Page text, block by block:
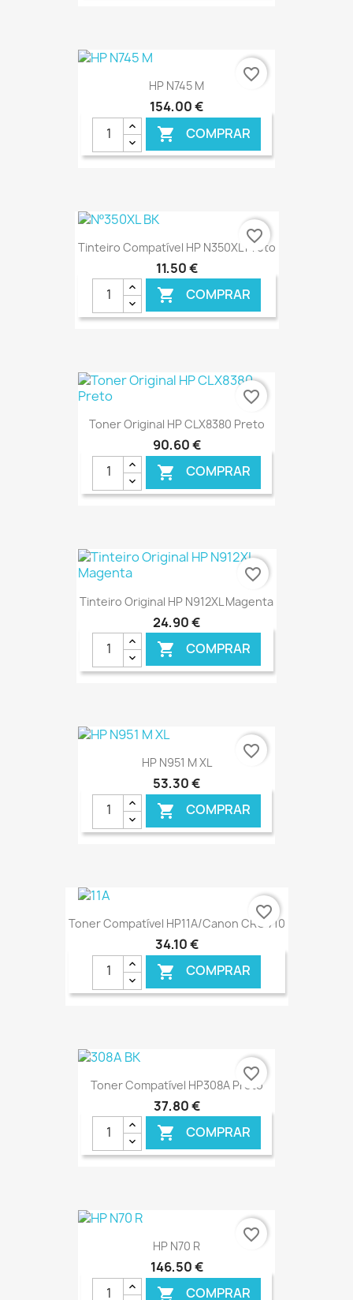
HP N745 M
154,00 €
 COMPRAR
€ ONLINE
favorite_border
Tinteiro Compatível HP N350XL Preto
11,50 €
 COMPRAR
€ ONLINE
favorite_border
Toner Original HP CLX8380 Preto
90,60 €
 COMPRAR
€ ONLINE
favorite_border
Tinteiro Original HP N912XL Magenta
24,90 €
 COMPRAR
favorite_border
HP N951 M XL
53,30 €
 COMPRAR
€ ONLINE
favorite_border
Toner Compatível HP11A/Canon CRG 710
34,10 €
 COMPRAR
€ ONLINE
favorite_border
Toner Compatível HP308A Preto
37,80 €
 COMPRAR
€ ONLINE
favorite_border
HP N70 R
146,50 €
 COMPRAR
favorite_border